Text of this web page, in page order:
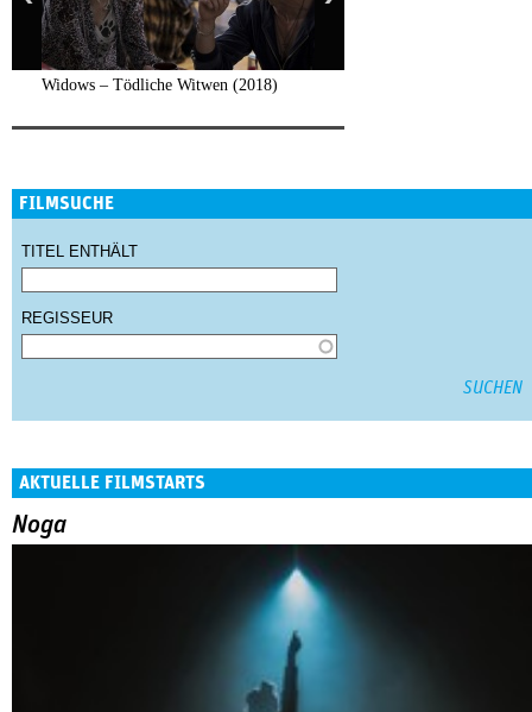
Widows – Tödliche Witwen (2018)
FILMSUCHE
TITEL ENTHÄLT
REGISSEUR
AKTUELLE FILMSTARTS
Noga